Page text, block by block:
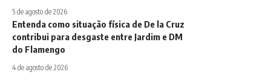
5 de agosto de 2026
Entenda como situação física de De la Cruz
contribui para desgaste entre Jardim e DM
do Flamengo
4 de agosto de 2026